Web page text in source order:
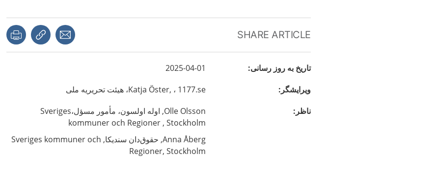
SHARE ARTICLE
Share with a friend
Copy link
تاريخ به روز رسانى:
2025-04-01
ويرايشگر :
Katja Öster, ، 1177.se، هیئت تحریریه ملی
ناظر :
Olle Olsson,
اوله اولسون، مأمور مسؤل،Sveriges
kommuner och Regioner , Stockholm
Anna Åberg, حقوق‌دان سندیکا, Sveriges kommuner och
Regioner, Stockholm